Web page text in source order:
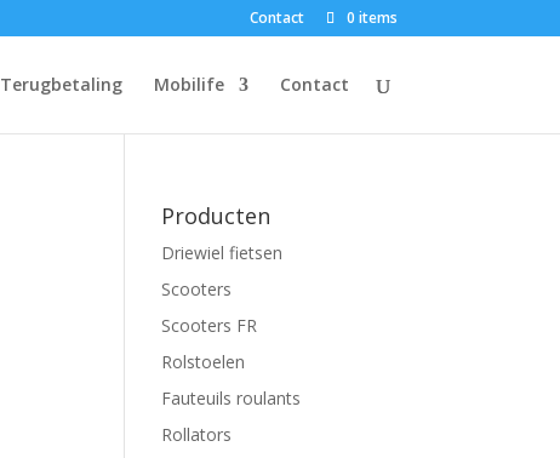
Contact 0 items
Terugbetaling Mobilife Contact
Producten
Driewiel fietsen
Scooters
Scooters FR
Rolstoelen
Fauteuils roulants
Rollators